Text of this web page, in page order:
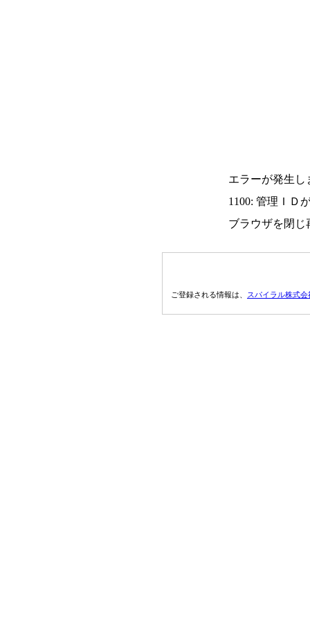
エラーが発生し
1100: 管理ＩＤ
ブラウザを閉じ
ご登録される情報は、 スパイラル株式会